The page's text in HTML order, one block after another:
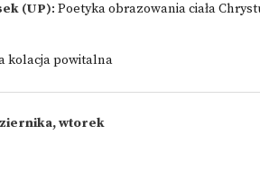
(UP): Poetyka obrazowania ciała
kolacja powitalna
wtorek